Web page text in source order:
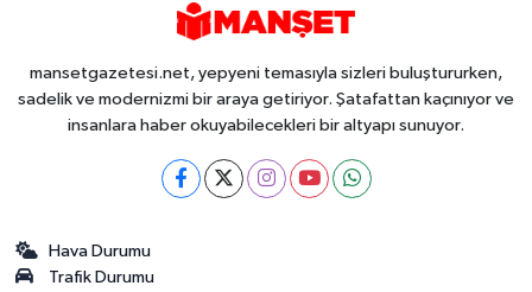
mansetgazetesi.net, yepyeni temasıyla sizleri buluştururken,
sadelik ve modernizmi bir araya getiriyor. Şatafattan kaçınıyor ve
insanlara haber okuyabilecekleri bir altyapı sunuyor.
Hava Durumu
Trafik Durumu